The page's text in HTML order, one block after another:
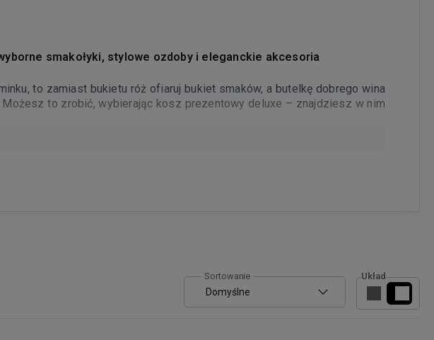
smakołyki, stylowe ozdoby i eleganckie akcesoria
to zamiast bukietu róż ofiaruj bukiet smaków, a butelkę dobrego wina
to zrobić, wybierając kosz prezentowy deluxe – znajdziesz w nim
Układ